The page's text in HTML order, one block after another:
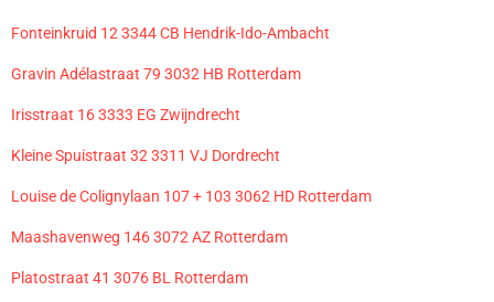
Fonteinkruid 12 3344 CB Hendrik-Ido-Ambacht
Gravin Adélastraat 79 3032 HB Rotterdam
Irisstraat 16 3333 EG Zwijndrecht
Kleine Spuistraat 32 3311 VJ Dordrecht
Louise de Colignylaan 107 + 103 3062 HD Rotterdam
Maashavenweg 146 3072 AZ Rotterdam
Platostraat 41 3076 BL Rotterdam